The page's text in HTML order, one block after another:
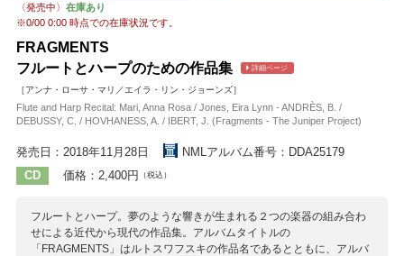
〈発売中〉 在庫あり
※0/00 0:00時点での在庫状況です。
FRAGMENTS
フルートとハープのための作品集
詳細ページ
［アンナ・ローサ・マリ／エイラ・リン・ジョーンズ］
Flute and Harp Recital: Mari, Anna Rosa / Jones, Eira Lynn - ANDRÈS, B. /
DEBUSSY, C. / HOVHANESS, A. / IBERT, J. (Fragments - The Juniper Project)
発売日：2018年11月28日
NMLアルバム番号：DDA25179
CD
価格：2,400円 （税込）
フルートとハープ。夢のような響きが生まれる２つの楽器の組み合わ
せによる近代から現代の作品集。アルバムタイトルの
「FRAGMENTS」はルトスワフスキの作品名であるとともに、アルバ